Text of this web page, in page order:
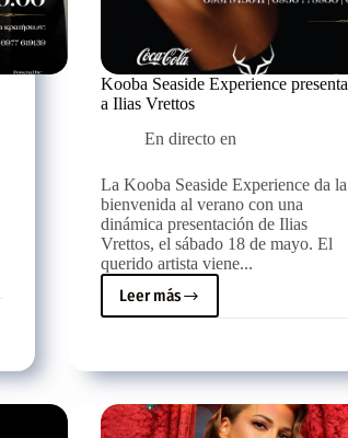
Kooba Seaside Experience presenta
a Ilias Vrettos
En directo en
La Kooba Seaside Experience da la
bienvenida al verano con una
dinámica presentación de Ilias
Vrettos, el sábado 18 de mayo. El
querido artista viene...
Leer más
Kooba
Seaside
a
Ilias
Vrettos